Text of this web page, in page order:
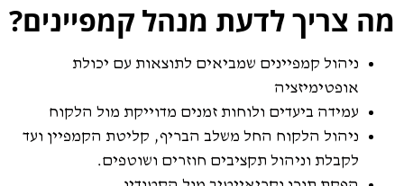
מה צריך לדעת מנהל קמפיינים?
ניהול קמפיינים שמביאים לתוצאות עם יכולת
אופטימיזציה
עמידה ביעדים ולוחות זמנים מדוייקת מול הלקוח
ניהול הלקוח החל משלב הבריף, קליטת הקמפיין ועד
לקבלת וניהול תקציבים חוזרים ושוטפים.